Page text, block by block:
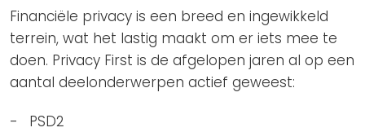
Financiële privacy is een breed en ingewikkeld
terrein, wat het lastig maakt om er iets mee te
doen. Privacy First is de afgelopen jaren al op een
aantal deelonderwerpen actief geweest:
PSD2